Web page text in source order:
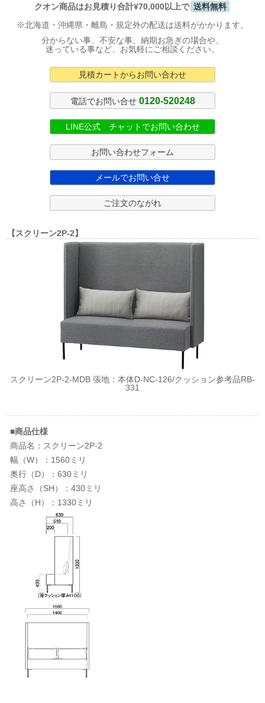
クオン商品はお見積り合計¥70,000以上で 送料無料
※北海道・沖縄県・離島・規定外の配送は送料がかかります。
分からない事、不安な事、納期お急ぎの場合や、
迷っている事など、お気軽にご相談ください。
見積カートからお問い合わせ
電話でお問い合せ 0120-520248
LINE公式 チャットでお問い合わせ
お問い合わせフォーム
メールでお問い合せ
ご注文のながれ
【スクリーン2P-2】
スクリーン2P-2-MDB 張地：本体D-NC-126/クッション参考品RB-
331
■商品仕様
商品名：スクリーン2P-2
幅（W）：1560ミリ
奥行（D）：630ミリ
座高さ（SH）：430ミリ
高さ（H）：1330ミリ